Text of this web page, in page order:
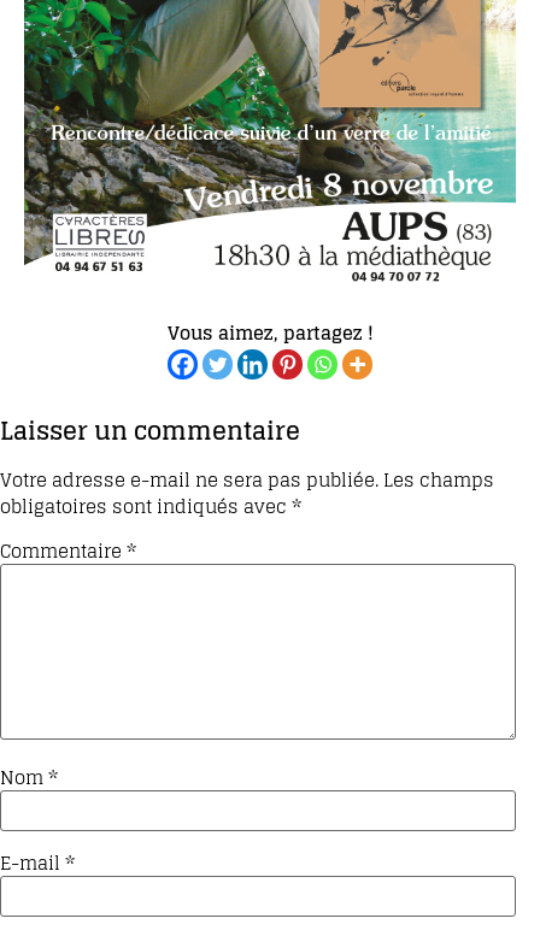
Vous aimez, partagez !
Laisser un commentaire
Votre adresse e-mail ne sera pas publiée.Les champs
obligatoires sont indiqués avec*
Commentaire*
Nom*
E-mail*